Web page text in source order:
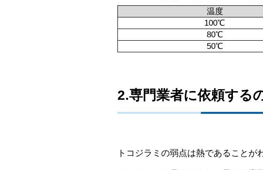
温度
100℃
80℃
50℃
2.専門業者に依頼する
トコジラミの弱点は熱であること